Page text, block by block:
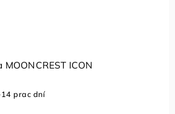
ERIMA mikina SWEAT